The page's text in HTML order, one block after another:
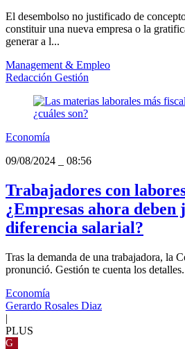
El desembolso no justificado de
constituir una nueva empresa o la
generar a l...
Management & Empleo
Redacción Gestión
Economía
09/08/2024
08:56
Trabajadores con
¿Empresas ahora
diferencia salarial?
Tras la demanda de una trabajadora, la
pronunció. Gestión te cuenta los detalles.
Economía
Gerardo Rosales Diaz
|
PLUS
G